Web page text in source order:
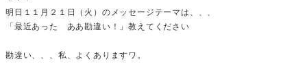
明日１１月２１日（火）のメッセージテーマは、、、
「最近あった ああ勘違い！」教えてください
勘違い、、、私、よくありますワ。